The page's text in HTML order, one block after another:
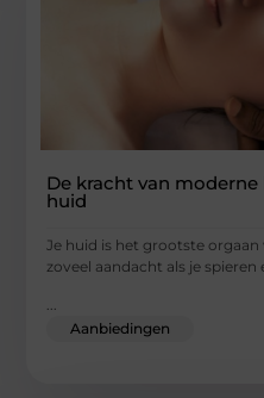
De kracht van
huid
Je huid is het grootste
zoveel aandacht als je
...
Aanbiedingen